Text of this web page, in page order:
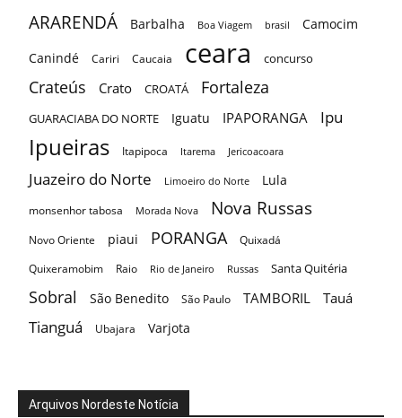
ARARENDÁ Barbalha Boa Viagem brasil
Camocim
Canindé
Cariri Caucaia ceara concurso
Crateús Crato CROATÁ Fortaleza
GUARACIABA DO NORTE Iguatu IPAPORANGA Ipu
Ipueiras Itapipoca Itarema Jericoacoara
Juazeiro do Norte Limoeiro do Norte Lula
monsenhor tabosa Morada Nova Nova Russas
Novo Oriente piaui PORANGA
Quixadá
Quixeramobim
Raio Rio de Janeiro Russas Santa Quitéria
Sobral São Benedito São Paulo TAMBORIL Tauá
Tianguá Ubajara Varjota
Arquivos Nordeste Notícia